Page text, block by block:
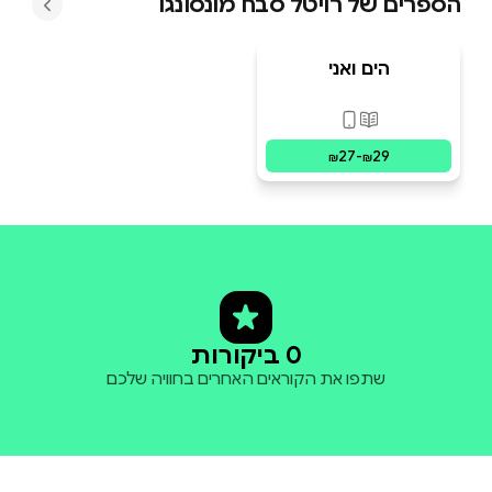
הים ואני
פורמטים זמינים
₪27-₪29
0 ביקורות
שתפו את הקוראים האחרים בחוויה שלכם